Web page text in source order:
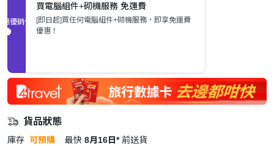
促銷優惠
買電腦組件+砌機服務 免運費
[即日起]買任何電腦組件+砌機服務，即享免運費
優惠！
貨品狀態
庫存 可預購 最快 8月16日* 前送貨